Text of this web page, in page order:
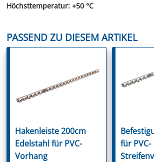
Höchsttemperatur: +50 °C
PASSEND ZU DIESEM ARTIKEL
Hakenleiste 200cm
Edelstahl für PVC-
Vorhang
für PVC-